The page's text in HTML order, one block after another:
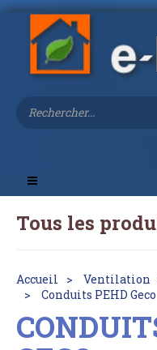
Toggle
navigation
Tous les
Accueil Ventilation
Conduits PEHD Geco